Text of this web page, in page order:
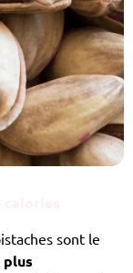
sont le
plus